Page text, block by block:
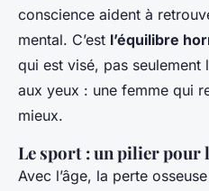
conscience aident à
mental. C’est l’équilibre
qui est visé, pas seulement
aux yeux : une femme qui
mieux.
Le sport : un pilier pour
Avec l’âge, la perte